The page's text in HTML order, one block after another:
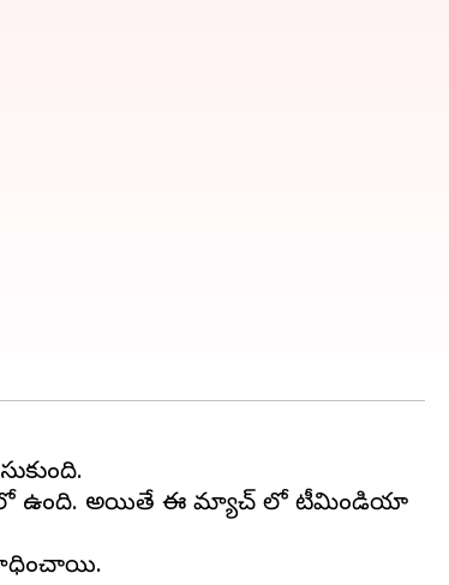
ఉంది. అయితే ఈ మ్యాచ్ లో టీమిండియా
సాధించాయి.